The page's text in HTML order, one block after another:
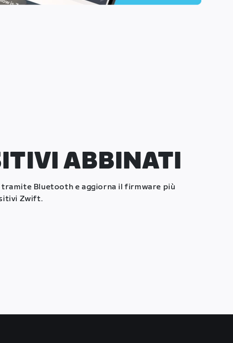
ABBINATI
Bluetooth e aggiorna il firmware più
Zwift.